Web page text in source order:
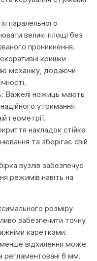
паралельного
великі площі без
проникнення.
кришки
механіку, додаючи
Важелі ножиць мають
утримання
геометрії.
накладок стійке
та зберігає свій
вузлів забезпечує
режимів навіть на
розміру
забезпечити точну
каретками.
відхилення може
регламентовані 6 мм.